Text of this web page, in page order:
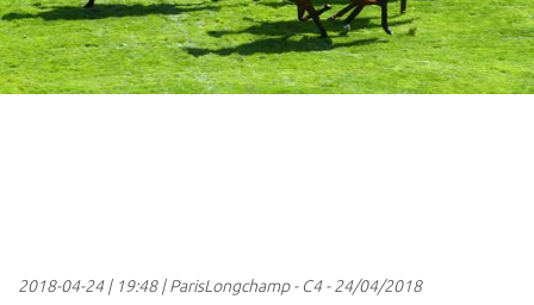
2018-04-24| 19:48| ParisLongchamp - C4 - 24/04/2018